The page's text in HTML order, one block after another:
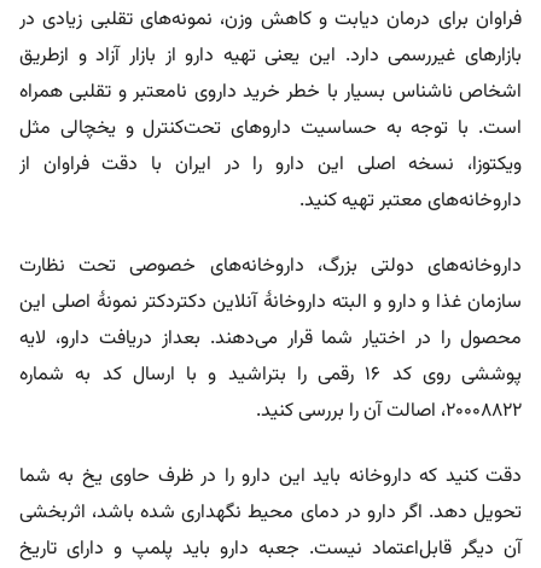
فراوان برای درمان دیابت و کاهش وزن، نمونه‌های تقلبی زیادی در
بازارهای غیررسمی دارد. این یعنی تهیه دارو از بازار آزاد و از‌طریق
اشخاص ناشناس بسیار با خطر خرید داروی نامعتبر و تقلبی همراه
است. با توجه به حساسیت داروهای تحت‌کنترل و یخچالی مثل
ویکتوزا، نسخه اصلی این دارو را در ایران با دقت فراوان از
داروخانه‌های معتبر تهیه کنید.
داروخانه‌های دولتی بزرگ، داروخانه‌های خصوصی تحت نظارت
سازمان غذا و دارو و البته داروخانۀ آنلاین دکتردکتر نمونۀ اصلی این
محصول را در اختیار شما قرار می‌دهند. بعداز دریافت دارو، لایه
پوششی روی کد ۱۶ رقمی را بتراشید و با ارسال کد به شماره
۲۰۰۰۸۸۲۲، اصالت آن را بررسی کنید.
دقت کنید که داروخانه باید این دارو را در ظرف حاوی یخ به شما
تحویل دهد. اگر دارو در دمای محیط نگهداری شده باشد، اثربخشی
آن دیگر قابل‌اعتماد نیست. جعبه دارو باید پلمپ و دارای تاریخ